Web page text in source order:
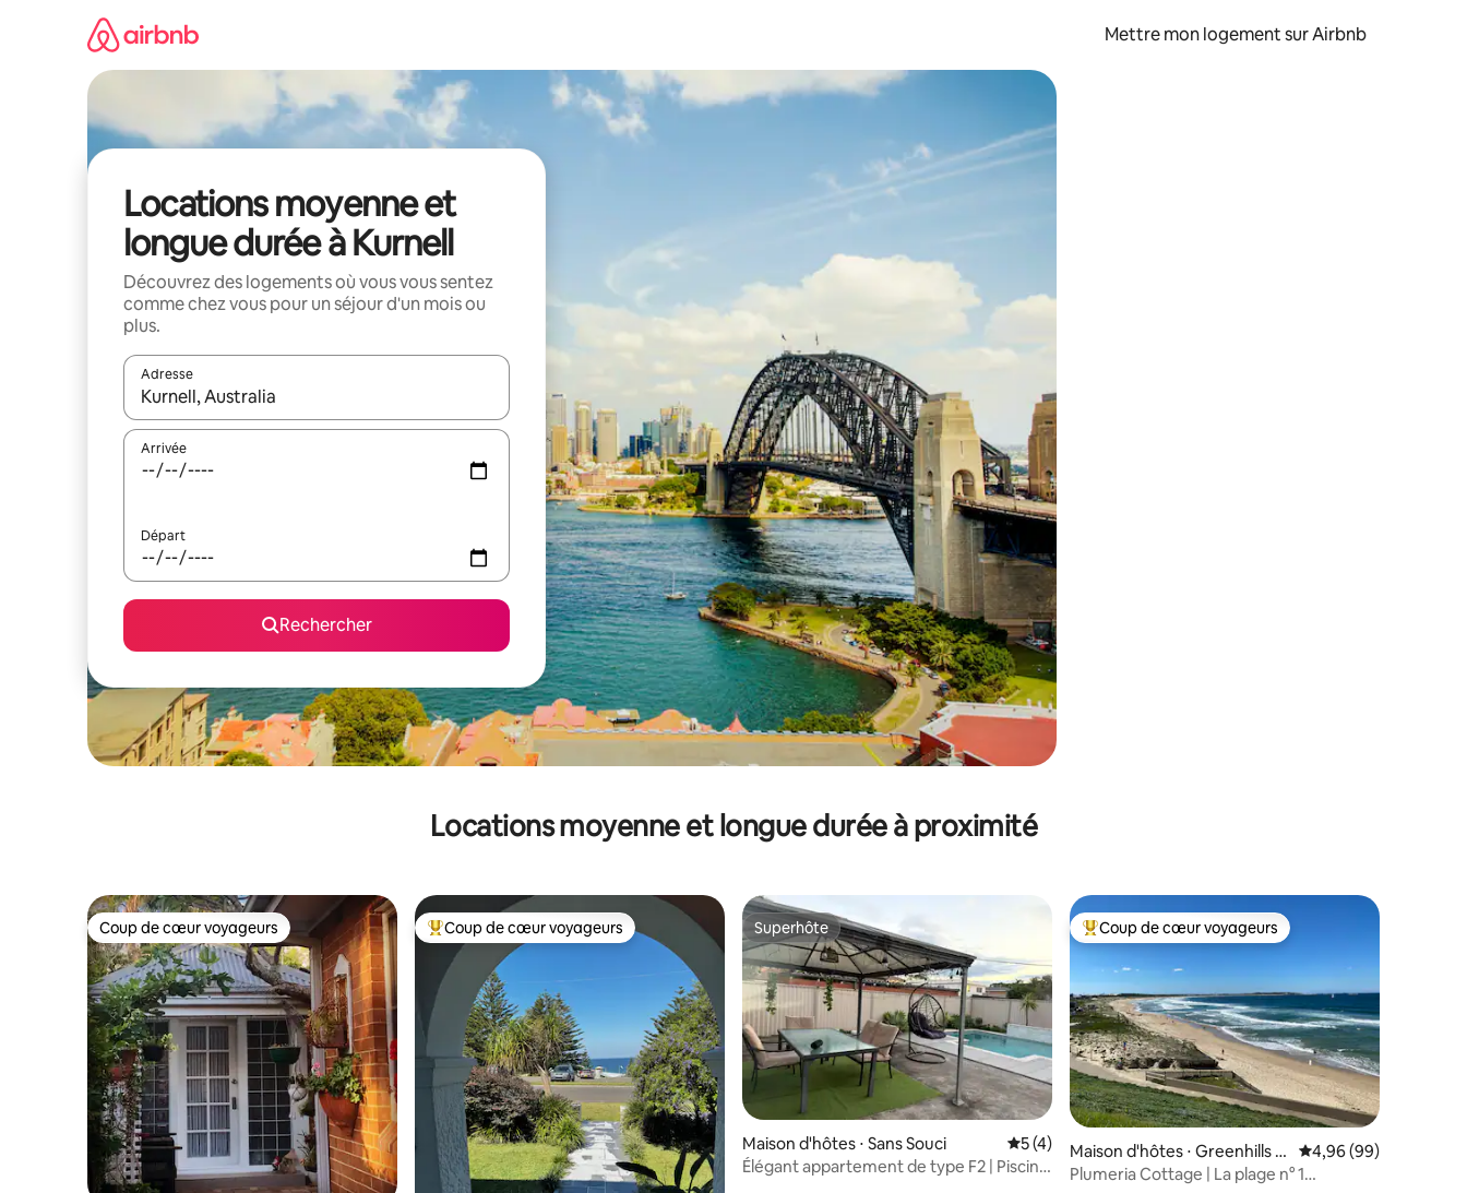
Mettre mon logement sur Airbnb
Locations moyenne et
longue durée à Kurnell
Découvrez des logements où vous vous sentez
comme chez vous pour un séjour d'un mois ou
plus.
Adresse
Lorsque les résultats s'affichent, utilisez les flèches vers le haut et vers le bas pour les parcourir ou en appuyant et en faisant glisser.
Arrivée
Départ
Rechercher
Locations moyenne et longue durée à proximité
Coup de cœur voyageurs
Coup de cœur voyageurs Coups de cœur voyageurs les plus appréciés
Coup de cœur voyageurs Superhôte
Superhôte
Maison d'hôtes ⋅ Sans Souci Évaluation moyenne sur la base de 4 commentaires : 5 sur 5
5 (4)
Élégant appartement de type F2 | Piscine
Coups de cœur voyageurs les plus appréciés
Coup de cœur voyageurs
Maison d'hôtes ⋅ Greenhills B
each
Évaluation moyenne
4,96 (99)
Plumeria Cottage | La plage n° 1